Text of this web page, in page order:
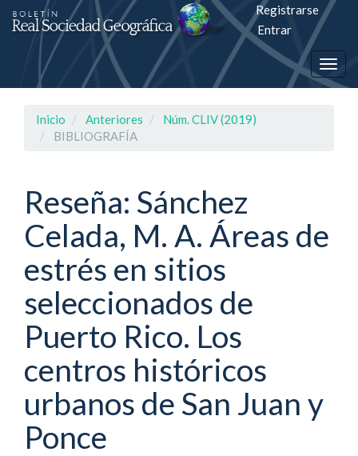
Salto
rápiso
a
página
contenido
Navegación
principal
Contenido
principal
Barra
lateral
Registrarse
Entrar
Inicio Anteriores
Núm. CLIV (2019)
BIBLIOGRAFÍA
Reseña: Sánchez
Celada, M. A. Áreas de
estrés en sitios
seleccionados de
Puerto Rico. Los
centros históricos
urbanos de San Juan y
Ponce